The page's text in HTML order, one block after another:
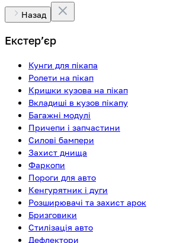
Назад
Екстерʼєр
Кунги для пікапа
Ролети на пікап
Кришки кузова на пікап
Вкладиші в кузов пікапу
Багажні модулі
Причепи і запчастини
Силові бампери
Захист днища
Фаркопи
Пороги для авто
Кенгурятник і дуги
Розширювачі та захист арок
Бризговики
Стилізація авто
Дефлектори